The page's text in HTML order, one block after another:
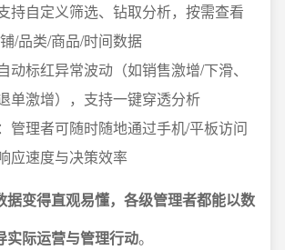
持自定义筛选、钻取分析，按需查看
/品类/商品/时间数据
动标红异常波动（如销售激增/下滑、
单激增），支持一键穿透分析
管理者可随时随地通过手机/平板访问
应速度与决策效率
据变得直观易懂，各级管理者都能以数
实际运营与管理行动。